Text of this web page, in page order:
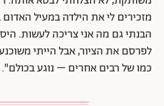
מזכירים לי את הילדה במעיל
הבנתי גם מה אני צריכה לעשות.
לפרסם את הציור, אבל הייתי
כמו של רבים אחרים – נוגע בכולם".